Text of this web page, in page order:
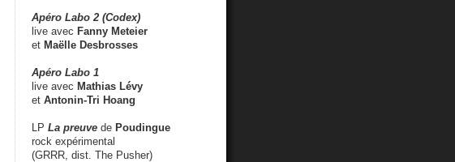
Apéro Labo 2 (Codex)
live avec Fanny Meteier
et Maëlle Desbrosses
Apéro Labo 1
live avec Mathias Lévy
et Antonin-Tri Hoang
LP La preuve de Poudingue
rock expérimental
(GRRR, dist. The Pusher)